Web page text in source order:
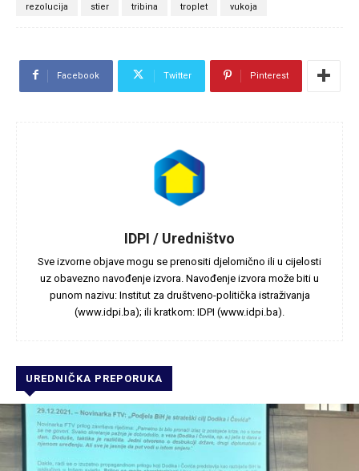
rezolucija stier tribina troplet vukoja
Facebook Twitter Pinterest
IDPI / Uredništvo
Sve izvorne objave mogu se prenositi djelomično ili u cijelosti
uz obavezno navođenje izvora. Navođenje izvora može biti u
punom nazivu: Institut za društveno-politička istraživanja
(www.idpi.ba); ili kratkom: IDPI (www.idpi.ba).
UREDNIČKA PREPORUKA